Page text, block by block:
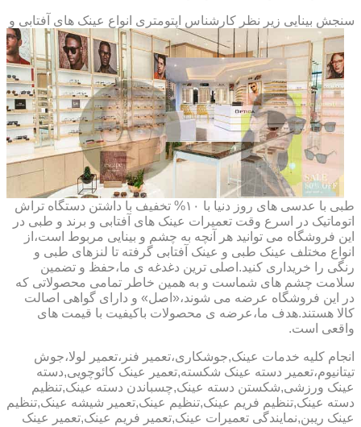
سنجش بینایی زیر نظر کارشناس اپتومتری انواع عینک های آفتابی و
طبی با عدسی های روز دنیا با ۱۰% تخفیف با داشتن دستگاه تراش
اتوماتیک در اسرع وقت تعمیرات عینک های آفتابی و برند و طبی در
این فروشگاه می توانید هر آنچه به چشم و بینایی مربوط است،از
انواع مختلف عینک طبی و عینک آفتابی گرفته تا لنزهای طبی و
رنگی را خریداری کنید.اصلی ترین دغدغه ی ما،حفظ و تضمین
سلامت چشم های شماست و به همین خاطر تمامی محصولاتی که
در این فروشگاه عرضه می شوند،«اصل» و دارای گواهی اصالت
کالا هستند.هدف ما،عرضه ی محصولات باکیفیت با قیمت های
واقعی است.
انجام کلیه خدمات عینک,جوشکاری،تعمیر فنر،تعمیر لولا،جوش
تیتانیوم،تعمیر دسته عینک شکسته,تعمیر عینک کائوچویی,دسته
عینک ورزشی,شکستن دسته عینک,چسباندن دسته عینک,تنظیم
دسته عینک,تنظیم فریم عینک,تنظیم عینک,تعمیر شیشه عینک,تنظیم
عینک ریبن,نمایندگی تعمیرات عینک,تعمیر فریم عینک,تعمیر عینک